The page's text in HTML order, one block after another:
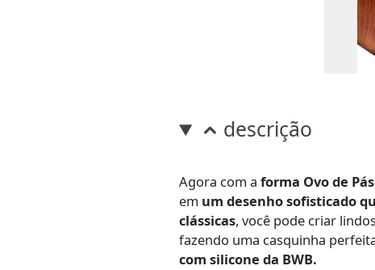
descrição
Agora com aforma Ovo de
em um desenho sofisticado
clássicas, você pode criar
fazendo uma casquinha
com silicone da BWB.